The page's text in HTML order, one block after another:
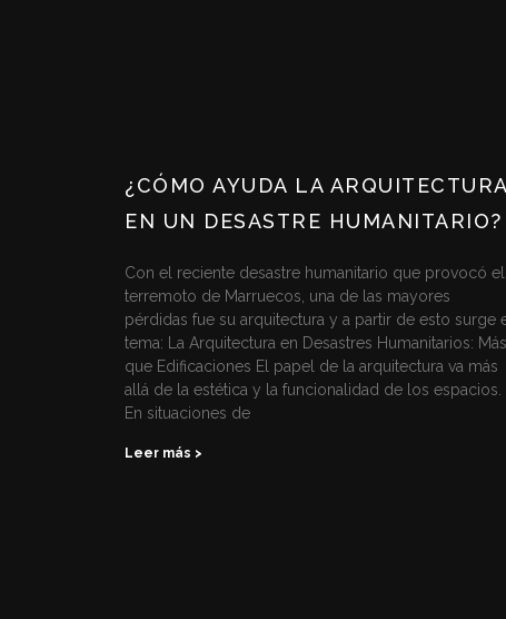
¿CÓMO AYUDA LA ARQUITECTURA
EN UN DESASTRE HUMANITARIO?
Con el reciente desastre humanitario que provocó el
terremoto de Marruecos, una de las mayores
pérdidas fue su arquitectura y a partir de esto surge
tema: La Arquitectura en Desastres Humanitarios: Más
que Edificaciones El papel de la arquitectura va más
allá de la estética y la funcionalidad de los espacios.
En situaciones de
Leer más >